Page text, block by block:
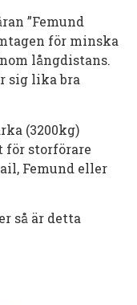
”Femund
för minska
långdistans.
sig lika bra
(3200kg)
för storförare
Femund eller
så är detta